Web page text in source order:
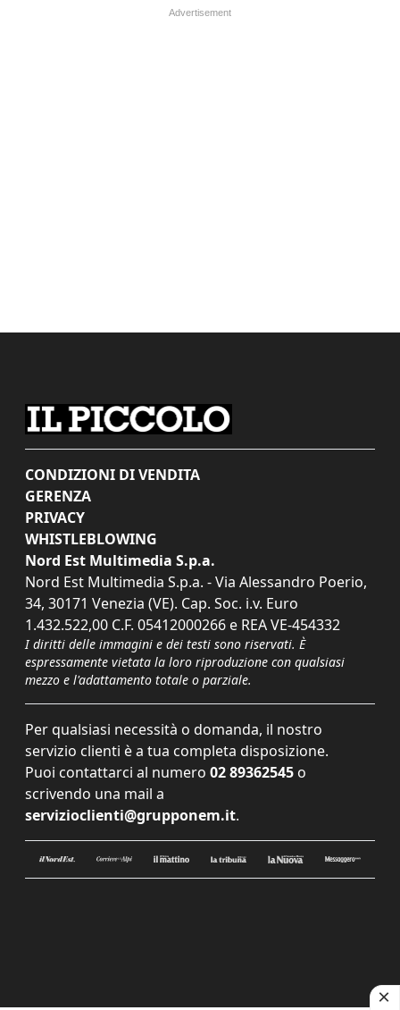
CONDIZIONI DI VENDITA
GERENZA
PRIVACY
WHISTLEBLOWING
Nord Est Multimedia S.p.a.
Nord Est Multimedia S.p.a. - Via Alessandro Poerio,
34, 30171 Venezia (VE). Cap. Soc. i.v. Euro
1.432.522,00 C.F. 05412000266 e REA VE-454332
I diritti delle immagini e dei testi sono riservati. È
espressamente vietata la loro riproduzione con qualsiasi
mezzo e l'adattamento totale o parziale.
Per qualsiasi necessità o domanda, il nostro
servizio clienti è a tua completa disposizione.
Puoi contattarci al numero 02 89362545 o
scrivendo una mail a
servizioclienti@grupponem.it.